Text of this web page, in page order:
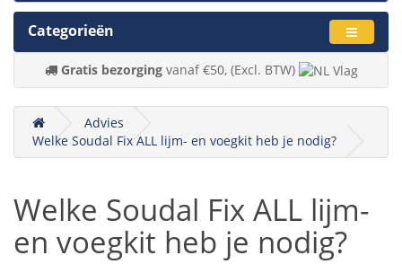
Categorieën
Gratis bezorgingvanaf €50, (Excl. BTW)
Advies
Welke Soudal Fix ALL lijm- en voegkit heb je nodig?
Welke Soudal Fix ALL lijm-
en voegkit heb je nodig?